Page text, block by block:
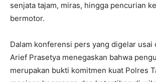
senjata tajam, miras, hingga pencurian
bermotor.
Dalam konferensi pers yang digelar usai
Arief Prasetya menegaskan bahwa
merupakan bukti komitmen kuat Polres